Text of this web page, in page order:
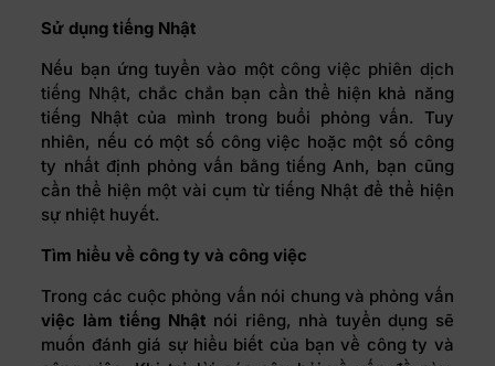
Sử dụng tiếng Nhật
Nếu bạn ứng tuyển vào một công việc phiên dịch
tiếng Nhật, chắc chắn bạn cần thể hiện khả năng
tiếng Nhật của mình trong buổi phỏng vấn. Tuy
nhiên, nếu có một số công việc hoặc một số công
ty nhất định phỏng vấn bằng tiếng Anh, bạn cũng
cần thể hiện một vài cụm từ tiếng Nhật để thể hiện
sự nhiệt huyết.
Tìm hiểu về công ty và công việc
Trong các cuộc phỏng vấn nói chung và phỏng vấn
việc làm tiếng Nhật nói riêng, nhà tuyển dụng sẽ
muốn đánh giá sự hiểu biết của bạn về công ty và